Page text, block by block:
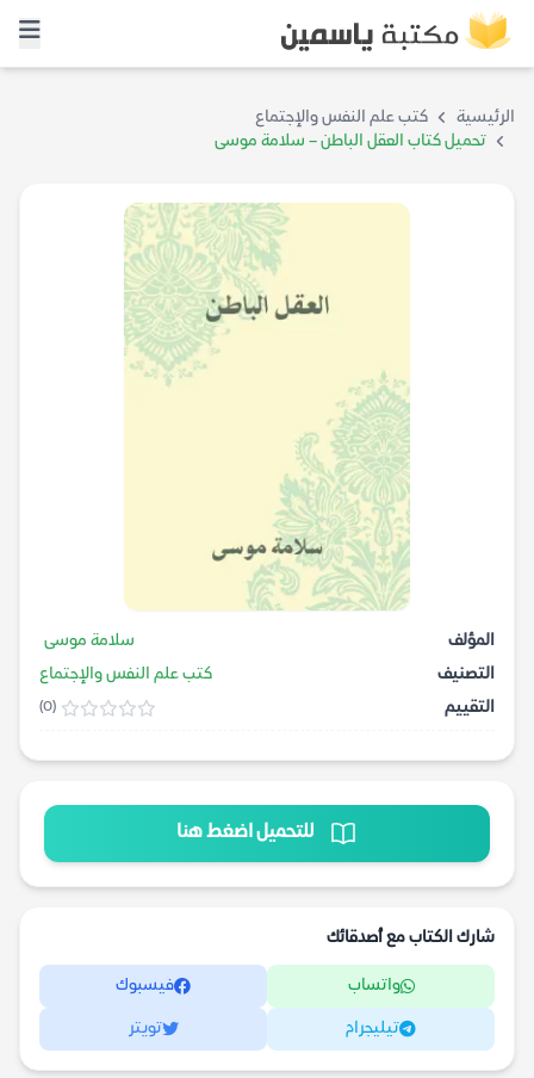
الرئيسية
كتب علم النفس والإجتماع
تحميل كتاب العقل الباطن – سلامة موسى
المؤلف
سلامة موسى
التصنيف
كتب علم النفس والإجتماع
التقييم
(0)
للتحميل اضغط هنا
شارك الكتاب مع أصدقائك
واتساب فيسبوك
تيليجرام تويتر